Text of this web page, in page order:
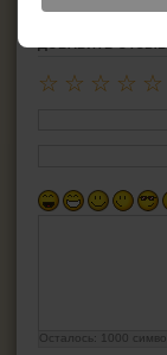
☆
☆
☆
☆
☆
Осталось: 1000